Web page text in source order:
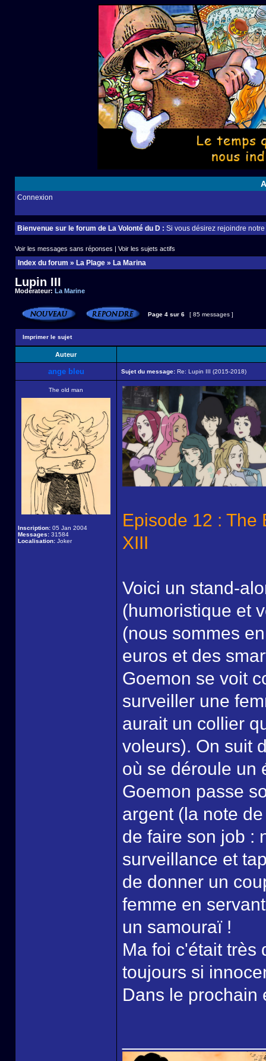
Connexion
Bienvenue sur le forum de La Volonté du D : Si vous désirez rejoindre
Voir les messages sans réponses | Voir les sujets actifs
Index du forum » La Plage » La Marina
Lupin III
Modérateur: La Marine
Page 4 sur 6 [ 85 messages ]
Imprimer le sujet
Auteur
ange bleu Sujet du message: Re: Lupin III (2015-2018)
The old man
Inscription: 05 Jan 2004
Messages: 31584
Localisation: Joker
Episode 12 : The
XIII
Voici un stand-
(humoristique et
(nous sommes
euros et des
Goemon se voit
surveiller une
aurait un collier
voleurs). On suit
où se déroule un
Goemon passe
argent (la note
de faire son job :
surveillance et
de donner un
femme en
un samouraï !
Ma foi c'était très
toujours si
Dans le prochain